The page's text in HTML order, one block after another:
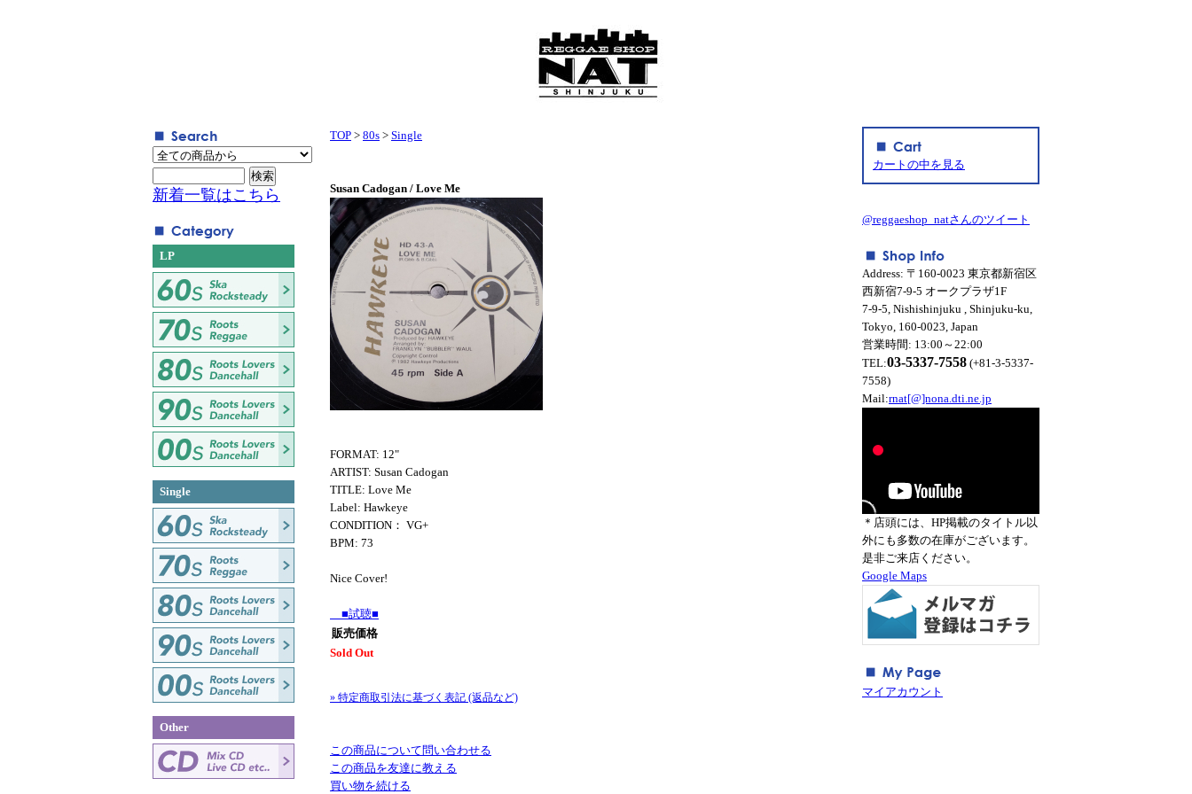
TOP > 80s > Single
Susan Cadogan / Love Me
FORMAT: 12"
ARTIST: Susan Cadogan
TITLE: Love Me
Label: Hawkeye
CONDITION： VG+
BPM: 73
Nice Cover!
■試聴■
販売価格
Sold Out
» 特定商取引法に基づく表記 (返品など)
この商品について問い合わせる
この商品を友達に教える
買い物を続ける
新着一覧はこちら
LP
Single
Other
カートの中を見る
@reggaeshop_natさんのツイート
Address: 〒160-0023 東京都新宿区
西新宿7-9-5 オークプラザ1F
7-9-5, Nishishinjuku , Shinjuku-ku,
Tokyo, 160-0023, Japan
営業時間: 13:00～22:00
TEL:03-5337-7558 (+81-3-5337-
7558)
Mail:rnat[@]nona.dti.ne.jp
＊店頭には、HP掲載のタイトル以
外にも多数の在庫がございます。
是非ご来店ください。
Google Maps
マイアカウント